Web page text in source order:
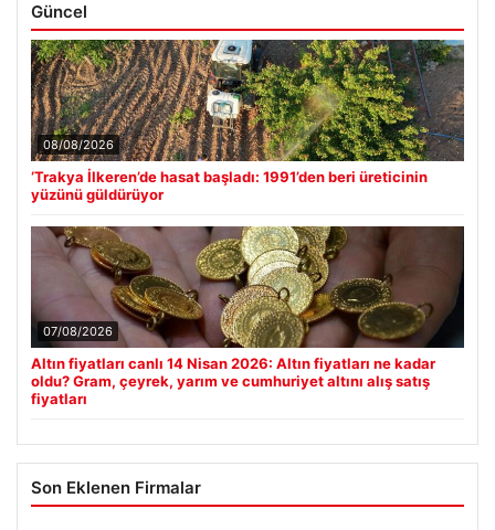
Güncel
08/08/2026
‘Trakya İlkeren’de hasat başladı: 1991’den beri üreticinin
yüzünü güldürüyor
07/08/2026
Altın fiyatları canlı 14 Nisan 2026: Altın fiyatları ne kadar
oldu? Gram, çeyrek, yarım ve cumhuriyet altını alış satış
fiyatları
Son Eklenen Firmalar